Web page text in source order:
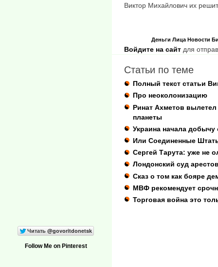
Виктор Михайлович их
Деньги Лица Новости
Войдите на сайт для
Статьи по теме
Полный текст статьи
Про неоколонизацию
Ринат Ахметов
планеты
Украина начала добычу
Или Соединенные
Сергей Тарута: уже не
Лондонский суд
Сказ о том как бояре
МВФ рекомендует
Торговая война это
Follow Me on Pinterest